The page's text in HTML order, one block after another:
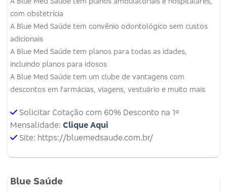
com obstetrícia
A Blue Med Saúde tem convênio odontológico sem custos
adicionais
A Blue Med Saúde tem planos para todas as idades,
incluindo planos para idosos
A Blue Med Saúde tem um clube de vantagens com
descontos em farmácias, viagens, vestuário e muito mais
Solicitar Cotação com 60% Desconto na 1º
Mensalidade: Clique Aqui
Site: https://bluemedsaude.com.br/
Blue Saúde